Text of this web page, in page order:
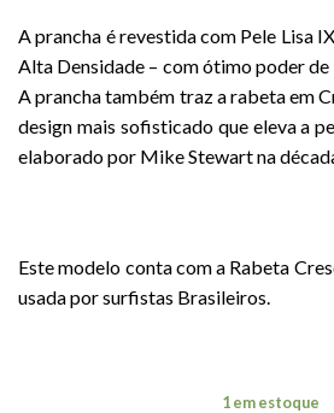
A prancha é revestida com Pele Lisa
Alta Densidade – com ótimo poder
A prancha também traz a rabeta em
design mais sofisticado que eleva a
elaborado por Mike Stewart na
Este modelo conta com a Rabeta
usada por surfistas Brasileiros.
1 em estoque